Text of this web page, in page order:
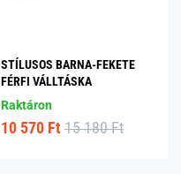
STÍLUSOS BARNA-FEKETE
FÉRFI VÁLLTÁSKA
Raktáron
10 570 Ft 15 180 Ft